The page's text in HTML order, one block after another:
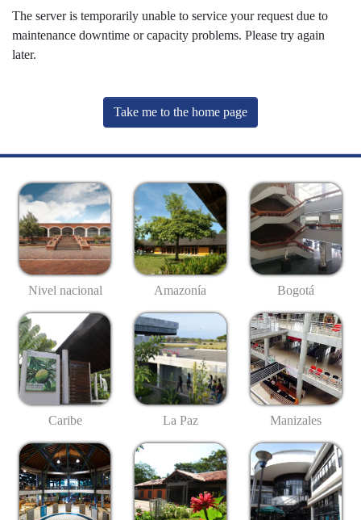
The server is temporarily unable to service your request due to
maintenance downtime or capacity problems. Please try again
later.
Take me to the home page
Nivel nacional Amazonía Bogotá
Caribe La Paz Manizales